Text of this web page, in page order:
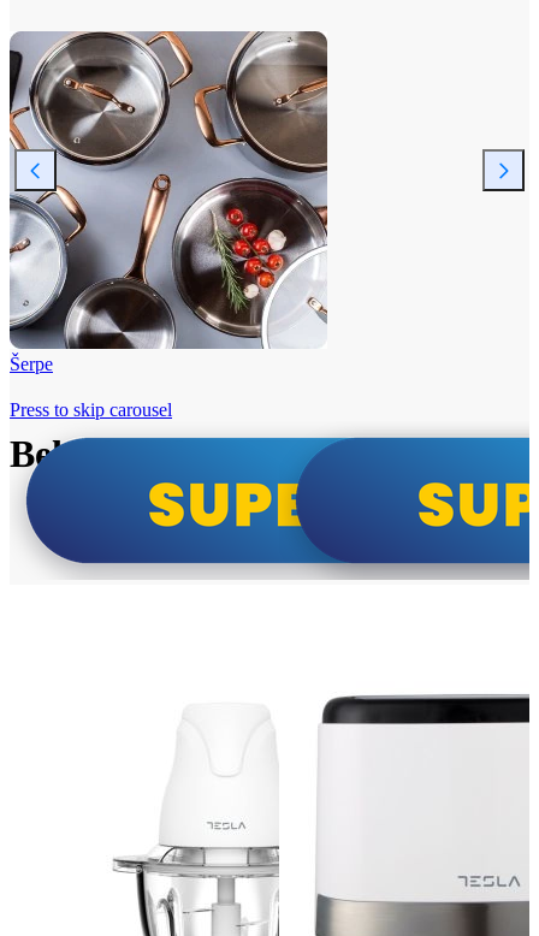
Šerpe
Beko i Tesla super cene
Press to skip carousel